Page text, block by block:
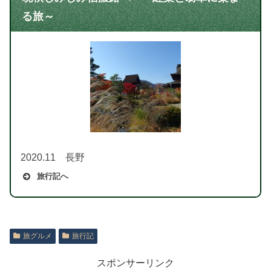
る旅～
2020.11 長野
旅行記へ
旅グルメ 旅行記
スポンサーリンク